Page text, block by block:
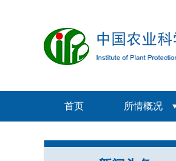
首页 所情概况